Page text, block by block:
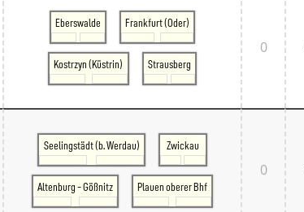
Eberswalde Frankfurt (Oder)
Kostrzyn (Küstrin) Strausberg
0
Seelingstädt (b. Werdau) Zwickau
Altenburg - Gößnitz Plauen oberer Bhf
0